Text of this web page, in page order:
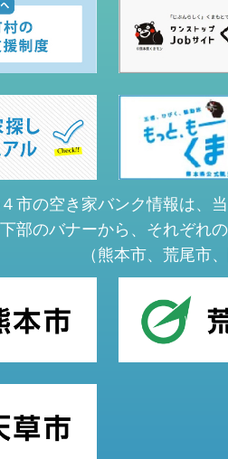
市の空き家バンク情報は、
部のバナーから、それぞれ
（熊本市、荒尾市